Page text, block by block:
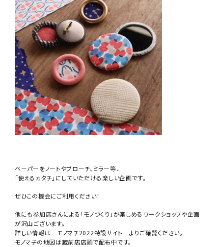
ペーパーをノートやブローチ、ミラー等、
「使えるカタチ」にしていただける楽しい企画です。
ぜひこの機会にご利用ください！
他にも参加店さんによる「モノづくり」が楽しめるワークショップや企画
が沢山ございます。
詳しい情報は モノマチ2022特設サイト
よりご確認ください。
モノマチの地図は蔵前店店頭で配布中です。